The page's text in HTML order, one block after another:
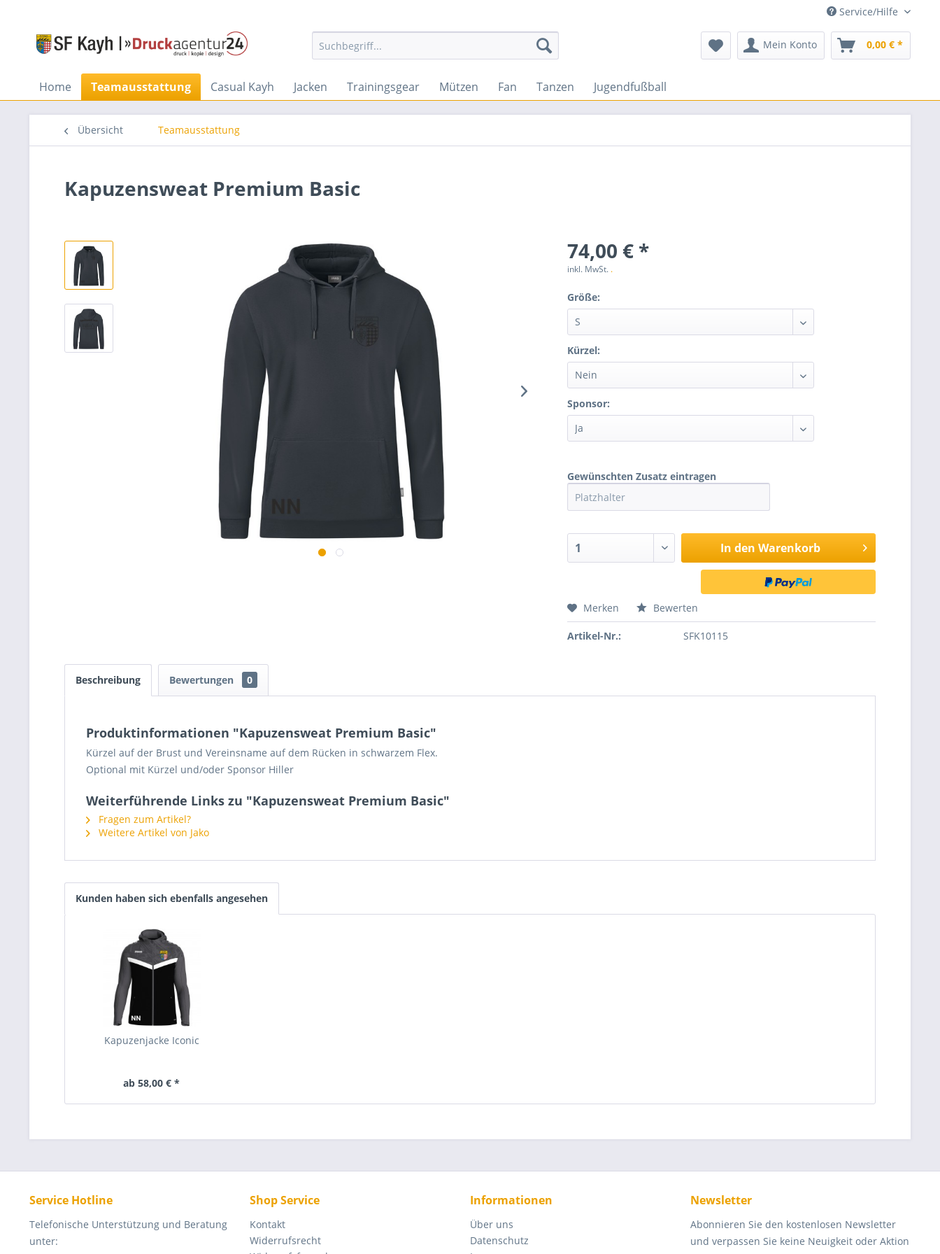
Service/Hilfe
Mein Konto 0,00 € *
Home Teamausstattung Casual Kayh Jacken Trainingsgear Mützen Fan Tanzen Jugendfußball
Übersicht Teamausstattung
Kapuzensweat Premium Basic
74,00 € *
inkl. MwSt. .
Größe:
Kürzel:
Sponsor:
Gewünschten Zusatz eintragen
In den Warenkorb
Merken Bewerten
Artikel-Nr.: SFK10115
Beschreibung Bewertungen 0
Produktinformationen "Kapuzensweat Premium Basic"
Kürzel auf der Brust und Vereinsname auf dem Rücken in schwarzem Flex.
Optional mit Kürzel und/oder Sponsor Hiller
Weiterführende Links zu "Kapuzensweat Premium Basic"
Fragen zum Artikel?
Weitere Artikel von Jako
Kunden haben sich ebenfalls angesehen
Kapuzenjacke Iconic
ab 58,00 € *
Service Hotline
Telefonische Unterstützung und Beratung
unter:
Shop Service
Kontakt
Widerrufsrecht
Informationen
Über uns
Datenschutz
Newsletter
Abonnieren Sie den kostenlosen Newsletter
und verpassen Sie keine Neuigkeit oder Aktion